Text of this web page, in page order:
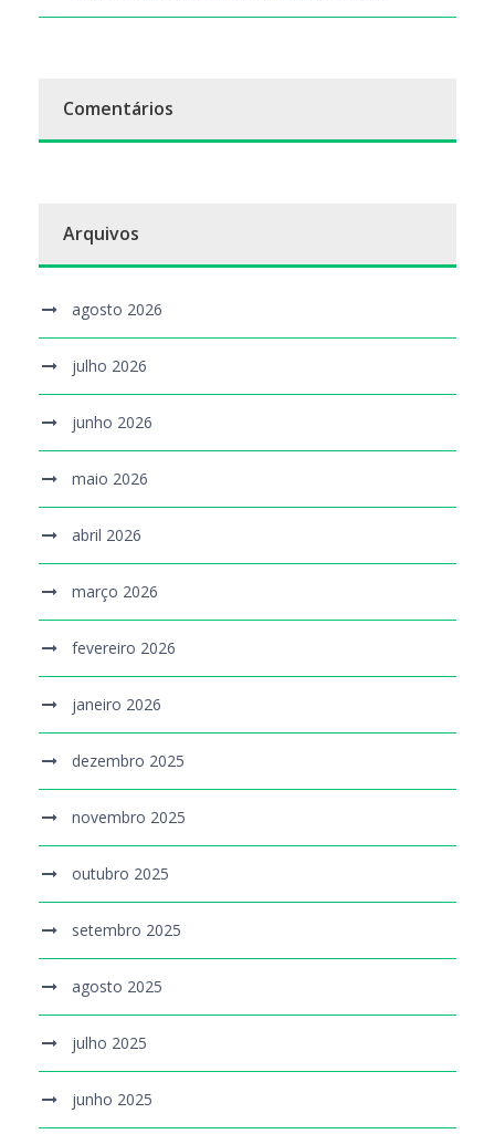
Comentários
Arquivos
agosto 2026
julho 2026
junho 2026
maio 2026
abril 2026
março 2026
fevereiro 2026
janeiro 2026
dezembro 2025
novembro 2025
outubro 2025
setembro 2025
agosto 2025
julho 2025
junho 2025